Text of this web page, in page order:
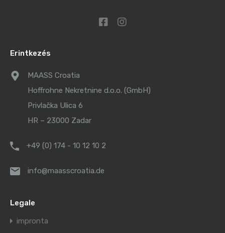
Erintkezés
MAASS Croatia
Hoffrohne Nekretnine d.o.o. (GmbH)
Privlačka Ulica 6
HR – 23000 Zadar
+49 (0) 174 - 10 12 10 2
info@maasscroatia.de
Legale
impronta